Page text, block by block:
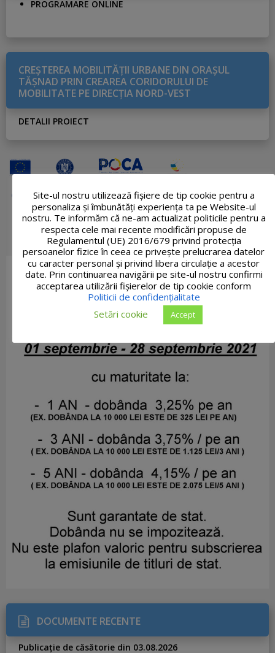
PROGRAMARE ONLINE
CREŞTEREA MOBILITĂŢII URBANE DIN ORAŞUL
TĂŞNAD PRIN CREAREA CORIDORULUI DE
MOBILITATE PE DIRECŢIA NORD-VEST
DETALII PROIECT
DOCUMENTE RECENTE
Publicație de căsătorie din 03.08.2026
Site-ul nostru utilizează fişiere de tip cookie pentru a
personaliza și îmbunătăți experiența ta pe Website-ul
nostru. Te informăm că ne-am actualizat politicile pentru a
respecta cele mai recente modificări propuse de
Regulamentul (UE) 2016/679 privind protecția
persoanelor fizice în ceea ce privește prelucrarea datelor
cu caracter personal și privind libera circulație a acestor
date. Prin continuarea navigării pe site-ul nostru confirmi
acceptarea utilizării fişierelor de tip cookie conform
Politicii de confidențialitate
Setări cookie
Accept